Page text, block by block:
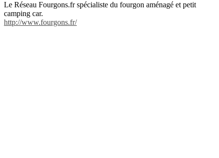
Le Réseau Fourgons.fr spécialiste du fourgon aménagé et petit
camping car.
http://www.fourgons.fr/